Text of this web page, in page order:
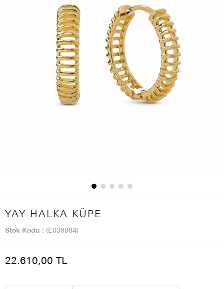
YAY HALKA KÜPE
Stok Kodu (E039984)
22.610,00 TL